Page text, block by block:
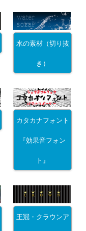
水の素材（切り抜
き）
カタカナフォント
『効果音フォン
ト』
王冠・クラウンア